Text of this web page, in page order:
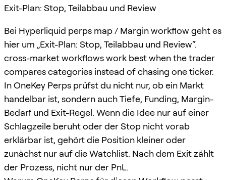
Exit-Plan: Stop, Teilabbau und Review
Bei Hyperliquid perps map / Margin workflow geht es
hier um „Exit-Plan: Stop, Teilabbau und Review“.
cross-market workflows work best when the trader
compares categories instead of chasing one ticker.
In OneKey Perps prüfst du nicht nur, ob ein Markt
handelbar ist, sondern auch Tiefe, Funding, Margin-
Bedarf und Exit-Regel. Wenn die Idee nur auf einer
Schlagzeile beruht oder der Stop nicht vorab
erklärbar ist, gehört die Position kleiner oder
zunächst nur auf die Watchlist. Nach dem Exit zählt
der Prozess, nicht nur der PnL.